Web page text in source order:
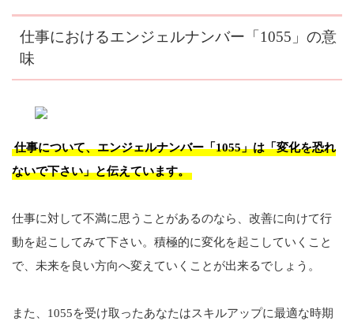
仕事におけるエンジェルナンバー「1055」の意
味
仕事について、エンジェルナンバー「1055」は「変化を恐れ
ないで下さい」と伝えています。
仕事に対して不満に思うことがあるのなら、改善に向けて行
動を起こしてみて下さい。積極的に変化を起こしていくこと
で、未来を良い方向へ変えていくことが出来るでしょう。
また、1055を受け取ったあなたはスキルアップに最適な時期